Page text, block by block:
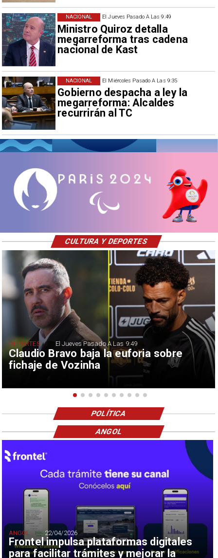
El Jueves Pasado A Las 9:49
Ministro Quiroz detalla
megarreforma tras cadena
nacional de Kast
NACIONAL
El Miércoles Pasado A Las 9:35
Gobierno despacha a ley la
megarreforma: Alcaldes
recurrirán al TC
NACIONAL
Claudio Bravo baja la euforia sobre
fichaje de Vozinha
DEPORTES El Jueves Pasado A Las 9:49
CULTURA Y DEPORTES
POLÍTICA
Frontel impulsa plataformas digitales
para facilitar trámites y mejorar la
ANGOL 22/04/2026
ANGOL